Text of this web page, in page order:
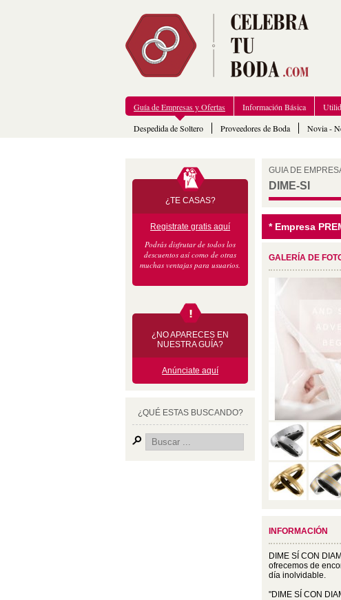
Guía de Empresas y Ofertas
Despedida de Soltero
Proveedores de Boda Novia -
Información Básica
¿TE CASAS?
Registrate gratis aquí
Podrás disfrutar de todos los
descuentos así como de otras
muchas ventajas para usuarios.
¿NO APARECES EN
NUESTRA GUÍA?
Anúnciate aquí
¿QUÉ ESTAS BUSCANDO?
GUIA DE
DIME-SI
* Empresa
GALERÍA DE
INFORMACIÓN
DIME SÍ CON
ofrecemos de
día inolvidable.
"DIME SÍ CON